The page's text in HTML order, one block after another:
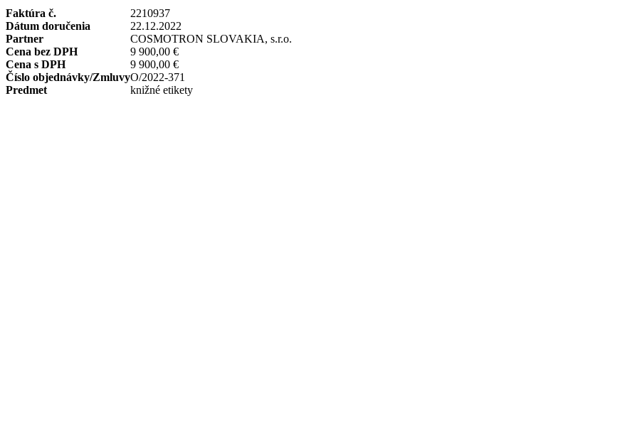
Faktúra č.
2210937
Dátum doručenia
22.12.2022
Partner
COSMOTRON SLOVAKIA, s.r.o.
Cena bez DPH
9 900,00 €
Cena s DPH
9 900,00 €
Číslo objednávky/ZmluvyO/2022-371
Predmet
knižné etikety